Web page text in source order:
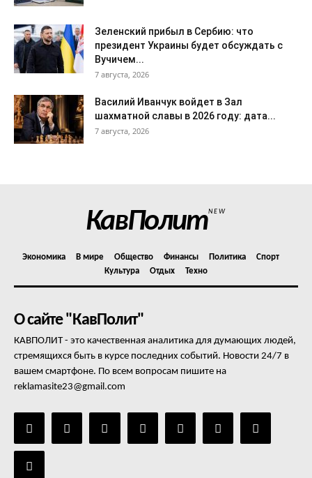
Зеленский прибыл в Сербию: что
президент Украины будет обсуждать с
Вучичем...
7 августа, 2026
Василий Иванчук войдет в Зал
шахматной славы в 2026 году: дата...
7 августа, 2026
КавПолитNEW
Экономика В мире Общество Финансы Политика
Спорт
Культура
Отдых Техно
О сайте "КавПолит"
КАВПОЛИТ - это качественная аналитика для думающих людей,
стремящихся быть в курсе последних событий. Новости 24/7 в
вашем смартфоне. По всем вопросам пишите на
reklamasite23@gmail.com